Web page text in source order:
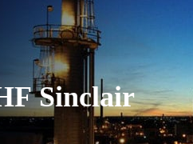
Sinclair